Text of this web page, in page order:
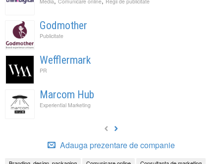
Godmother
Publicitate
Wefflermark
PR
Marcom Hub
Experiential Marketing
Adauga prezentare de companie